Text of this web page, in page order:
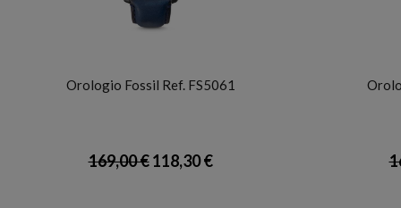
Orologio Fossil Ref. FS5061
169,00 €118,30 €